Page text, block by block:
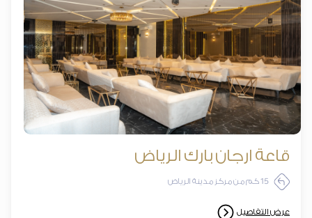
قاعة ارجان بارك الرياض
عرض التفاصيل